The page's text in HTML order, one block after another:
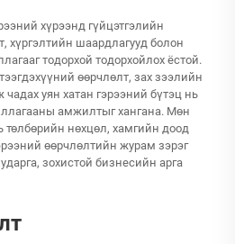
хүрээнд гүйцэтгэлийн
хүргэлтийн шаардлагууд болон
тодорхой тодорхойлох ёстой.
өөрчлөлт, зах зээлийн
уян хатан гэрээний бүтэц нь
амжилтыг хангана. Мөн
төлбөрийн нөхцөл, хамгийн доод
өөрчлөлтийн журам зэрэг
зохистой бизнесийн арга